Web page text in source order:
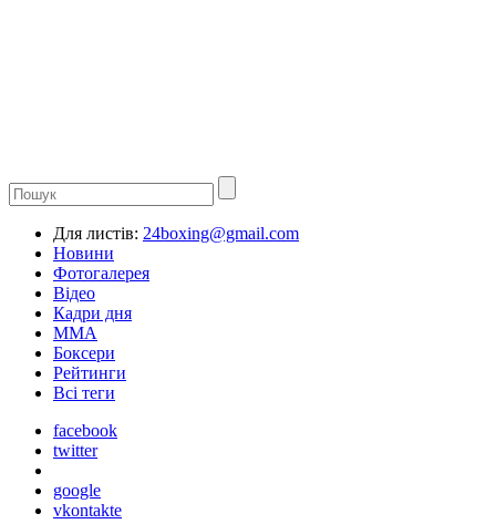
Для листів: 24boxing@gmail.com
Новини
Фотогалерея
Відео
Кадри дня
ММА
Боксери
Рейтинги
Всі теги
facebook
twitter
google
vkontakte